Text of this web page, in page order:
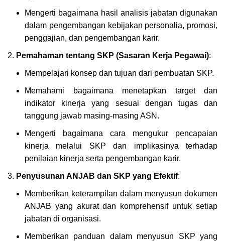
Mengerti bagaimana hasil analisis jabatan digunakan
dalam pengembangan kebijakan personalia, promosi,
penggajian, dan pengembangan karir.
Pemahaman tentang SKP (Sasaran Kerja Pegawai):
Mempelajari konsep dan tujuan dari pembuatan SKP.
Memahami bagaimana menetapkan target dan
indikator kinerja yang sesuai dengan tugas dan
tanggung jawab masing-masing ASN.
Mengerti bagaimana cara mengukur pencapaian
kinerja melalui SKP dan implikasinya terhadap
penilaian kinerja serta pengembangan karir.
Penyusunan ANJAB dan SKP yang Efektif:
Memberikan keterampilan dalam menyusun dokumen
ANJAB yang akurat dan komprehensif untuk setiap
jabatan di organisasi.
Memberikan panduan dalam menyusun SKP yang